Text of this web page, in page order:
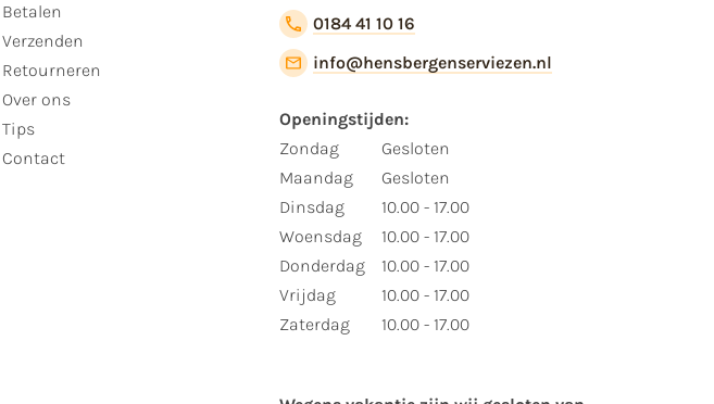
Betalen
Verzenden
Retourneren
Over ons
Tips
Contact
0184 41 10 16
info@hensbergenserviezen.nl
Openingstijden:
Zondag
Maandag
Dinsdag
Woensdag
Donderdag
Vrijdag
Zaterdag
Gesloten
Gesloten
10.00 - 17.00
10.00 - 17.00
10.00 - 17.00
10.00 - 17.00
10.00 - 17.00